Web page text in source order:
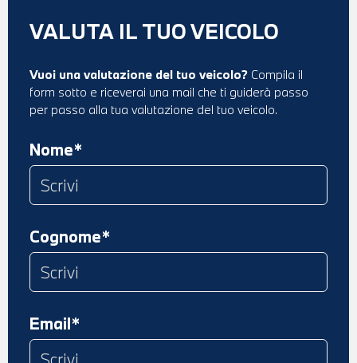
VALUTA IL TUO VEICOLO
Vuoi una valutazione del tuo veicolo? Compila il
form sotto e riceverai una mail che ti guiderà passo
per passo alla tua valutazione del tuo veicolo.
Nome*
Cognome*
Email*